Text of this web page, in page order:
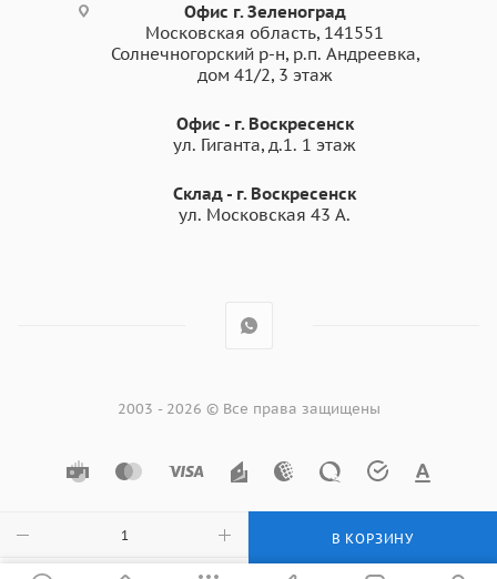
В КОРЗИНУ
Офис г. Зеленоград
Московская область, 141551
Солнечногорский р-н, р.п. Андреевка,
дом 41/2, 3 этаж
Офис - г. Воскресенск
ул. Гиганта, д.1. 1 этаж
Склад - г. Воскресенск
ул. Московская 43 А.
2003 - 2026 © Все права защищены